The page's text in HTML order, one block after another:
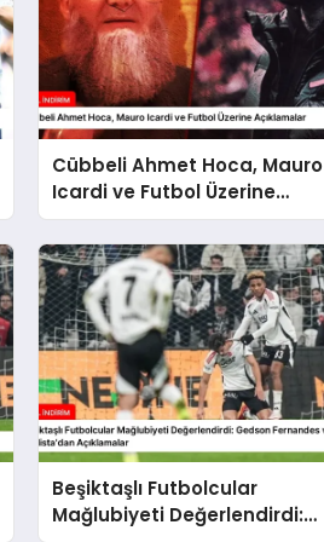
Cübbeli Ahmet Hoca, Mauro
Icardi ve Futbol Üzerine
Açıklamalar
Beşiktaşlı Futbolcular
Mağlubiyeti Değerlendirdi: